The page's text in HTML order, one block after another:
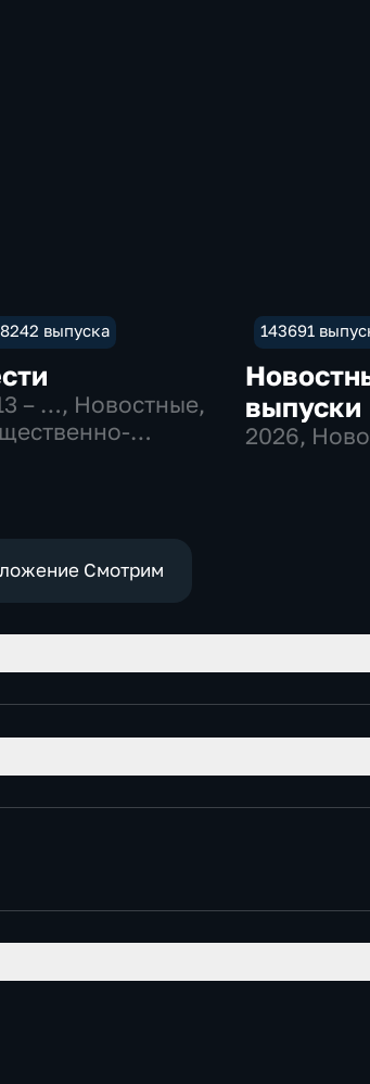
выпуска
– …, Новостные,
143691
выпуски
2026,
Смотрим